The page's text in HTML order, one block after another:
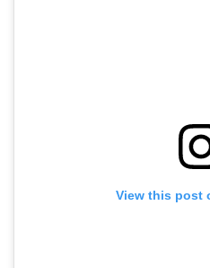
View this post